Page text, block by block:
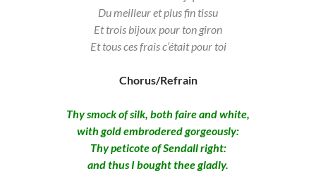
Du meilleur et plus fin tissu
Et trois bijoux pour ton giron
Et tous ces frais c’était pour toi
Chorus/Refrain
Thy smock of silk, both faire and white,
with gold embrodered gorgeously:
Thy peticote of Sendall right:
and thus I bought thee gladly.